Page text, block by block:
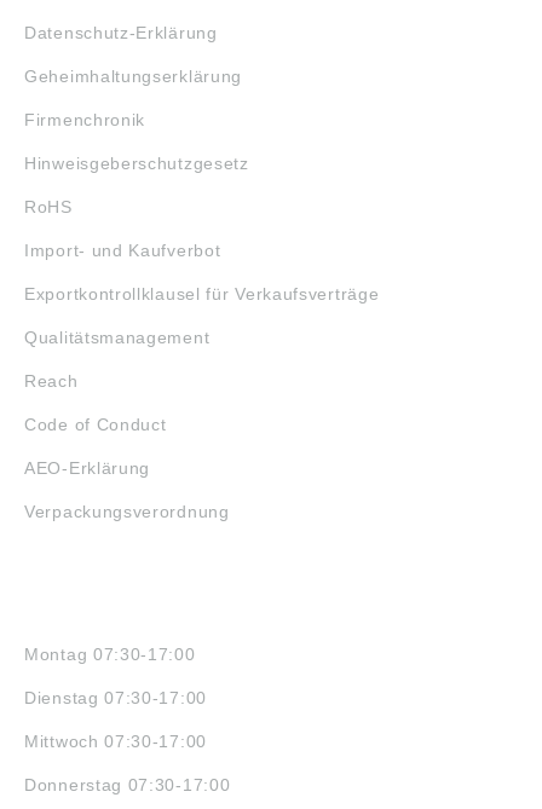
Datenschutz-Erklärung
Geheimhaltungserklärung
Firmenchronik
Hinweisgeberschutzgesetz
RoHS
Import- und Kaufverbot
Exportkontrollklausel für Verkaufsverträge
Qualitätsmanagement
Reach
Code of Conduct
AEO-Erklärung
Verpackungsverordnung
Montag 07:30-17:00
Dienstag 07:30-17:00
Mittwoch 07:30-17:00
Donnerstag 07:30-17:00